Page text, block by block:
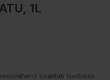
1L
sisaldab looduses